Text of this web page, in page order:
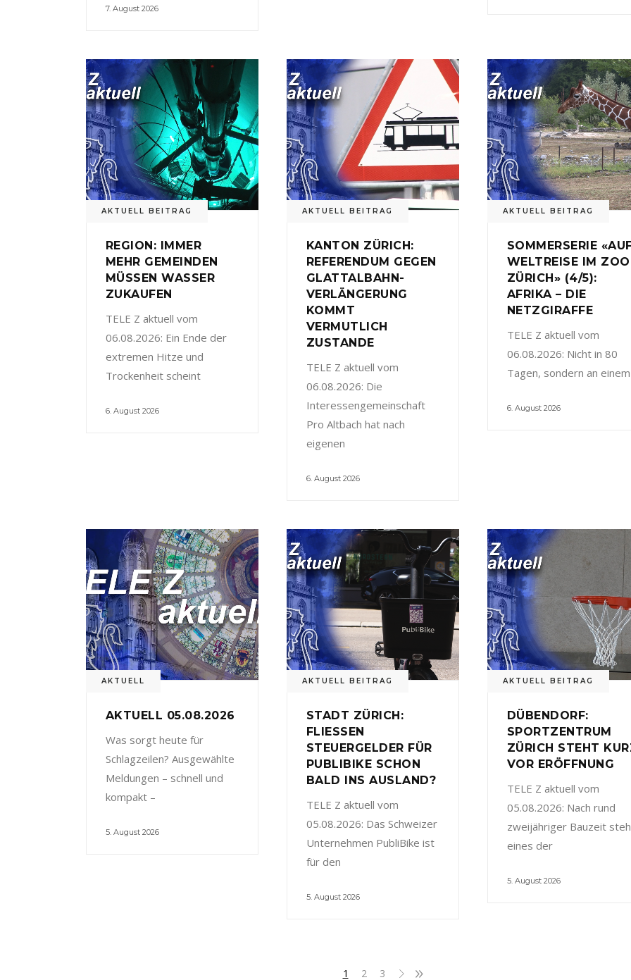
7. August 2026
AKTUELL BEITRAG
REGION: IMMER
MEHR GEMEINDEN
MÜSSEN WASSER
ZUKAUFEN
TELE Z aktuell vom
06.08.2026: Ein Ende der
extremen Hitze und
Trockenheit scheint
6. August 2026
AKTUELL BEITRAG
KANTON ZÜRICH:
REFERENDUM GEGEN
GLATTALBAHN-
VERLÄNGERUNG
KOMMT
VERMUTLICH
ZUSTANDE
TELE Z aktuell vom
06.08.2026: Die
Interessengemeinschaft
Pro Altbach hat nach
eigenen
6. August 2026
AKTUELL BEITRAG
SOMMERSERIE
WELTREISE IM ZOO
ZÜRICH» (4/5):
AFRIKA – DIE
NETZGIRAFFE
TELE Z aktuell vom
06.08.2026: Nicht in 80
Tagen, sondern an einem
6. August 2026
AKTUELL
AKTUELL 05.08.2026
Was sorgt heute für
Schlagzeilen? Ausgewählte
Meldungen – schnell und
kompakt –
5. August 2026
AKTUELL BEITRAG
STADT ZÜRICH:
FLIESSEN
STEUERGELDER FÜR
PUBLIBIKE SCHON
BALD INS AUSLAND?
TELE Z aktuell vom
05.08.2026: Das Schweizer
Unternehmen PubliBike ist
für den
5. August 2026
AKTUELL BEITRAG
DÜBENDORF:
SPORTZENTRUM
ZÜRICH STEHT
VOR ERÖFFNUNG
TELE Z aktuell vom
05.08.2026: Nach rund
zweijähriger Bauzeit
eines der
5. August 2026
1 2 3